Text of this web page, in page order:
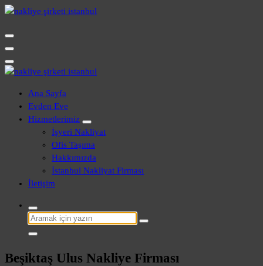
İçeriğe
Evden Eve - İşyeri Ofis Nakliye İstanbul
Evden Eve - İşyeri Ofis Nakliye İstanbul
Ana Sayfa
Evden Eve
Hizmetlerimiz
İşyeri Nakliyat
Ofis Taşıma
Hakkımızda
İstanbul Nakliyat Firması
İletişim
Şunu
ara:
Beşiktaş Ulus Nakliye Firması